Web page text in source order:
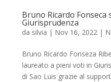
Bruno Ricardo Fonseca
Giurisprudenza
da silvia | Nov 16, 2022|
Bruno Ricardo Fonseza
laureato a pieni voti in
di Sao Luis grazie al